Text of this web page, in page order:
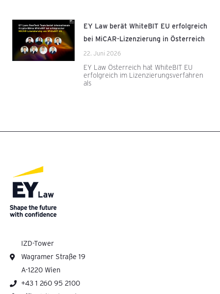
EY Law berät WhiteBIT EU erfolgreich
bei MiCAR-Lizenzierung in Österreich
22. Juni 2026
EY Law Österreich hat WhiteBIT EU
erfolgreich im Lizenzierungsverfahren
als
IZD-Tower
Wagramer Straße 19
A-1220 Wien
+43 1 260 95 2100